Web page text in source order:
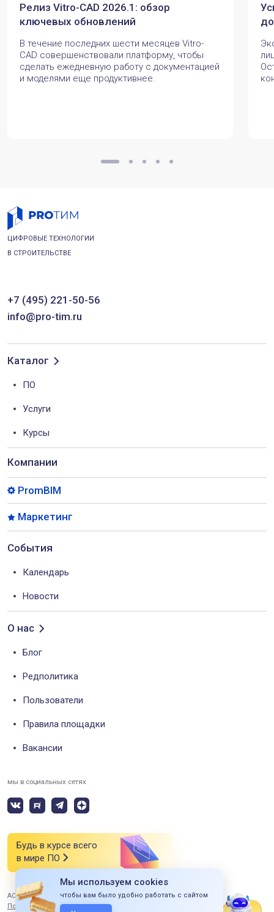
Релиз Vitro-CAD 2026.1: обзор
ключевых обновлений
В течение последних шести месяцев Vitro-
CAD совершенствовали платформу, чтобы
сделать ежедневную работу с документацией
и моделями еще продуктивнее.
ЦИФРОВЫЕ ТЕХНОЛОГИИ
В СТРОИТЕЛЬСТВЕ
+7 (495) 221-50-56
info@pro-tim.ru
Каталог
ПО
Услуги
Курсы
Компании
PromBIM
Маркетинг
События
Календарь
Новости
О нас
Блог
Редполитика
Пользователи
Правила площадки
Вакансии
мы в социальных сетях
Будь в курсе всего
в мире ПО
АО «СИЭСДИ» 2026 Все права защищены
Политика конфиденциальности
Мы используем cookies
чтобы вам было удобно работать с сайтом